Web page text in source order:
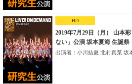
HD
2019年7月29日（月） 山本
ない」公演 坂本夏海 生誕祭
出演者：小川結夏 北村真菜 坂